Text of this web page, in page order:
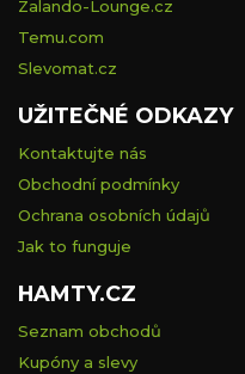
Zalando-Lounge.cz
Temu.com
Slevomat.cz
UŽITEČNÉ ODKAZY
Kontaktujte nás
Obchodní podmínky
Ochrana osobních údajů
Jak to funguje
HAMTY.CZ
Seznam obchodů
Kupóny a slevy